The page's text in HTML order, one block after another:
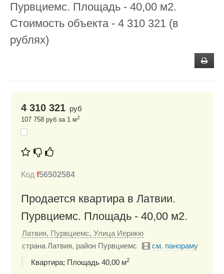
Пурвциемс. Площадь - 40,00 м2.
Стоимость объекта - 4 310 321 (в
рублях)
4 310 321 руб
107 758 руб за 1 м2
Код f56502584
Продается квартира в Латвии.
Пурвциемс. Площадь - 40,00 м2.
Латвия, Пурвциемс, Улица Иерикю
страна Латвия, район Пурвциемс
см. панораму
Квартира; Площадь 40,00 м2